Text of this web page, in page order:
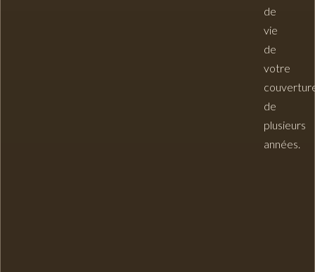
de
vie
de
votre
de
plusieurs
années.